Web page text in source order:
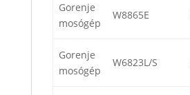
Gorenje
mosógép
W8865E
Gorenje
mosógép
W6823L/S